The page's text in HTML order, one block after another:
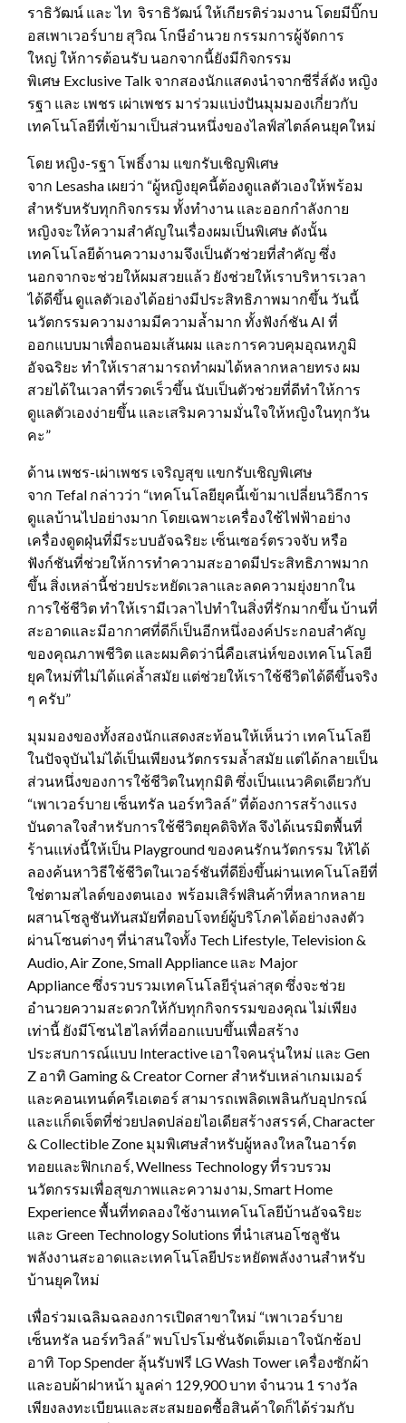
ราธิวัฒน์ และ ไท จิราธิวัฒน์ ให้เกียรติร่วมงาน โดยมีบิ๊กบ
อสเพาเวอร์บาย สุวิณ โกษีอํานวย กรรมการผู้จัดการ
ใหญ่ ให้การต้อนรับ นอกจากนี้ยังมีกิจกรรม
พิเศษ Exclusive Talk จากสองนักแสดงนำจากซีรี่ส์ดัง หญิง
รฐา และ เพชร เผ่าเพชร มาร่วมแบ่งปันมุมมองเกี่ยวกับ
เทคโนโลยีที่เข้ามาเป็นส่วนหนึ่งของไลฟ์สไตล์คนยุคใหม่
โดย หญิง-รฐา โพธิ์งาม แขกรับเชิญพิเศษ
จาก Lesasha เผยว่า “ผู้หญิงยุคนี้ต้องดูแลตัวเองให้พร้อม
สำหรับหรับทุกกิจกรรม ทั้งทำงาน และออกกำลังกาย
หญิงจะให้ความสำคัญในเรื่องผมเป็นพิเศษ ดังนั้น
เทคโนโลยีด้านความงามจึงเป็นตัวช่วยที่สำคัญ ซึ่ง
นอกจากจะช่วยให้ผมสวยแล้ว ยังช่วยให้เราบริหารเวลา
ได้ดีขึ้น ดูแลตัวเองได้อย่างมีประสิทธิภาพมากขึ้น วันนี้
นวัตกรรมความงามมีความล้ำมาก ทั้งฟังก์ชัน AI ที่
ออกแบบมาเพื่อถนอมเส้นผม และการควบคุมอุณหภูมิ
อัจฉริยะ ทำให้เราสามารถทำผมได้หลากหลายทรง ผม
สวยได้ในเวลาที่รวดเร็วขึ้น นับเป็นตัวช่วยที่ดีทำให้การ
ดูแลตัวเองง่ายขึ้น และเสริมความมั่นใจให้หญิงในทุกวัน
คะ”
ด้าน เพชร-เผ่าเพชร เจริญสุข แขกรับเชิญพิเศษ
จาก Tefal กล่าวว่า “เทคโนโลยียุคนี้เข้ามาเปลี่ยนวิธีการ
ดูแลบ้านไปอย่างมาก โดยเฉพาะเครื่องใช้ไฟฟ้าอย่าง
เครื่องดูดฝุ่นที่มีระบบอัจฉริยะ เซ็นเซอร์ตรวจจับ หรือ
ฟังก์ชันที่ช่วยให้การทำความสะอาดมีประสิทธิภาพมาก
ขึ้น สิ่งเหล่านี้ช่วยประหยัดเวลาและลดความยุ่งยากใน
การใช้ชีวิต ทำให้เรามีเวลาไปทำในสิ่งที่รักมากขึ้น บ้านที่
สะอาดและมีอากาศที่ดีก็เป็นอีกหนึ่งองค์ประกอบสำคัญ
ของคุณภาพชีวิต และผมคิดว่านี่คือเสน่ห์ของเทคโนโลยี
ยุคใหม่ที่ไม่ได้แค่ล้ำสมัย แต่ช่วยให้เราใช้ชีวิตได้ดีขึ้นจริง
ๆ ครับ”
มุมมองของทั้งสองนักแสดงสะท้อนให้เห็นว่า เทคโนโลยี
ในปัจจุบันไม่ได้เป็นเพียงนวัตกรรมล้ำสมัย แต่ได้กลายเป็น
ส่วนหนึ่งของการใช้ชีวิตในทุกมิติ ซึ่งเป็นแนวคิดเดียวกับ
“เพาเวอร์บาย เซ็นทรัล นอร์ทวิลล์” ที่ต้องการสร้างแรง
บันดาลใจสำหรับการใช้ชีวิตยุคดิจิทัล จึงได้เนรมิตพื้นที่
ร้านแห่งนี้ให้เป็น Playground ของคนรักนวัตกรรม ให้ได้
ลองค้นหาวิธีใช้ชีวิตในเวอร์ชันที่ดียิ่งขึ้นผ่านเทคโนโลยีที่
ใช่ตามสไลต์ของตนเอง พร้อมเสิร์ฟสินค้าที่หลากหลาย
ผสานโซลูชันทันสมัยที่ตอบโจทย์ผู้บริโภคได้อย่างลงตัว
ผ่านโซนต่างๆ ที่น่าสนใจทั้ง Tech Lifestyle, Television &
Audio, Air Zone, Small Appliance และ Major
Appliance ซึ่งรวบรวมเทคโนโลยีรุ่นล่าสุด ซึ่งจะช่วย
อำนวยความสะดวกให้กับทุกกิจกรรมของคุณ ไม่เพียง
เท่านี้ ยังมีโซนไฮไลท์ที่ออกแบบขึ้นเพื่อสร้าง
ประสบการณ์แบบ Interactive เอาใจคนรุ่นใหม่ และ Gen
Z อาทิ Gaming & Creator Corner สำหรับเหล่าเกมเมอร์
และคอนเทนต์ครีเอเตอร์ สามารถเพลิดเพลินกับอุปกรณ์
และแก็ดเจ็ตที่ช่วยปลดปล่อยไอเดียสร้างสรรค์, Character
& Collectible Zone มุมพิเศษสำหรับผู้หลงใหลในอาร์ต
ทอยและฟิกเกอร์, Wellness Technology ที่รวบรวม
นวัตกรรมเพื่อสุขภาพและความงาม, Smart Home
Experience พื้นที่ทดลองใช้งานเทคโนโลยีบ้านอัจฉริยะ
และ Green Technology Solutions ที่นำเสนอโซลูชัน
พลังงานสะอาดและเทคโนโลยีประหยัดพลังงานสำหรับ
บ้านยุคใหม่
เพื่อร่วมเฉลิมฉลองการเปิดสาขาใหม่ “เพาเวอร์บาย
เซ็นทรัล นอร์ทวิลล์” พบโปรโมชั่นจัดเต็มเอาใจนักช้อป
อาทิ Top Spender ลุ้นรับฟรี LG Wash Tower เครื่องซักผ้า
และอบผ้าฝาหน้า มูลค่า 129,900 บาท จำนวน 1 รางวัล
เพียงลงทะเบียนและสะสมยอดซื้อสินค้าใดก็ได้ร่วมกับ